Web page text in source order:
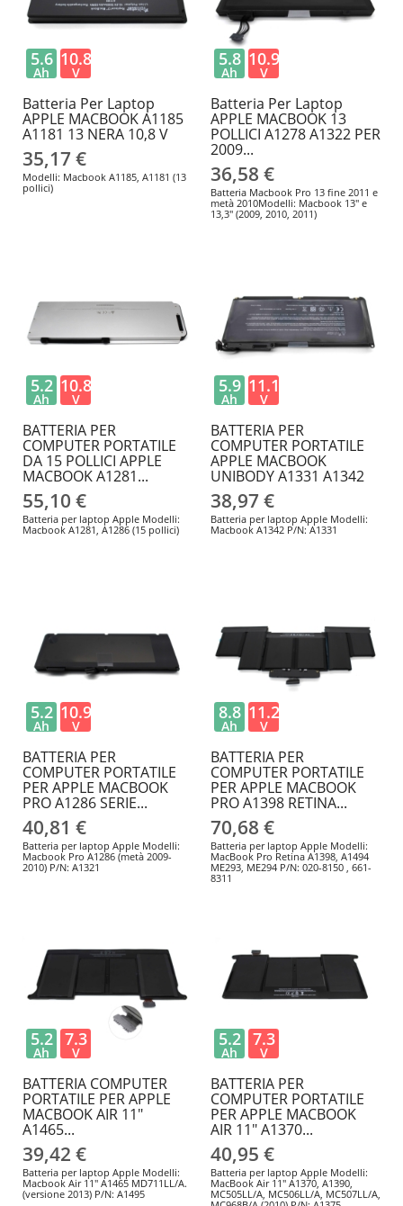
Batteria Per Laptop
APPLE MACBOOK A1185
A1181 13 NERA 10,8 V
35,17 €
Modelli: Macbook A1185, A1181 (13
pollici)
5.6
Ah
10.8
V
Batteria Per Laptop
APPLE MACBOOK 13
POLLICI A1278 A1322 PER
2009...
36,58 €
Batteria Macbook Pro 13 fine 2011 e
metà 2010Modelli: Macbook 13" e
13,3" (2009, 2010, 2011)
5.8
Ah
10.95
V
BATTERIA PER
COMPUTER PORTATILE
DA 15 POLLICI APPLE
MACBOOK A1281...
55,10 €
Batteria per laptop Apple Modelli:
Macbook A1281, A1286 (15 pollici)
5.2
Ah
10.8
V
BATTERIA PER
COMPUTER PORTATILE
APPLE MACBOOK
UNIBODY A1331 A1342
38,97 €
Batteria per laptop Apple Modelli:
Macbook A1342 P/N: A1331
5.9
Ah
11.1
V
BATTERIA PER
COMPUTER PORTATILE
PER APPLE MACBOOK
PRO A1286 SERIE...
40,81 €
Batteria per laptop Apple Modelli:
Macbook Pro A1286 (metà 2009-
2010) P/N: A1321
5.2
Ah
10.95
V
BATTERIA PER
COMPUTER PORTATILE
PER APPLE MACBOOK
PRO A1398 RETINA...
70,68 €
Batteria per laptop Apple Modelli:
MacBook Pro Retina A1398, A1494
ME293, ME294 P/N: 020-8150 , 661-
8311
8.8
Ah
11.26
V
BATTERIA COMPUTER
PORTATILE PER APPLE
MACBOOK AIR 11"
A1465...
39,42 €
Batteria per laptop Apple Modelli:
Macbook Air 11" A1465 MD711LL/A.
(versione 2013) P/N: A1495
5.2
Ah
7.3
V
BATTERIA PER
COMPUTER PORTATILE
PER APPLE MACBOOK
AIR 11" A1370...
40,95 €
Batteria per laptop Apple Modelli:
MacBook Air 11" A1370, A1390,
MC505LL/A, MC506LL/A, MC507LL/A,
5.2
Ah
7.3
V